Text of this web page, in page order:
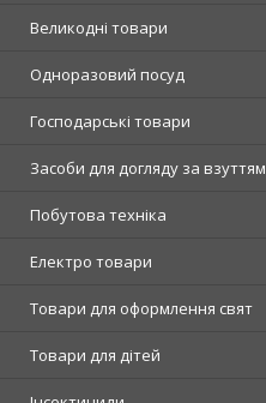
Великодні товари
Одноразовий посуд
Господарські товари
Засоби для догляду за взуттям
Побутова техніка
Електро товари
Товари для оформлення свят
Товари для дітей